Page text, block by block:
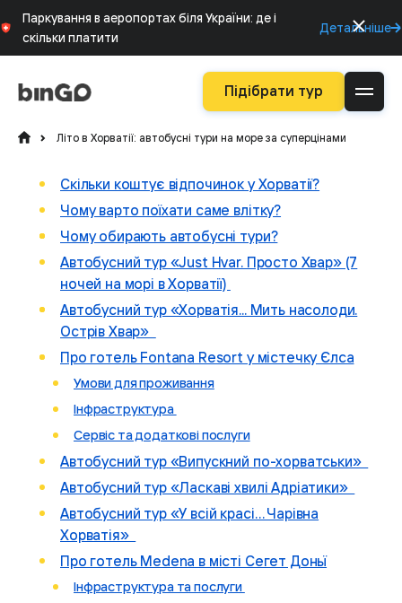
Паркування в аеропортах біля України: де і
скільки платити
Детальніше
Підібрати тур
Літо в Хорватії: автобусні тури на море за суперцінами
Скільки коштує відпочинок у Хорватії?
Чому варто поїхати саме влітку?
Чому обирають автобусні тури?
Автобусний тур «Just Hvar. Просто Хвар» (7
ночей на морі в Хорватії)
Автобусний тур «Хорватія... Мить насолоди.
Острів Хвар»
Про готель Fontana Resort у містечку Єлса
Умови для проживання
Інфраструктура
Сервіс та додаткові послуги
Автобусний тур «Випускний по-хорватськи»
Автобусний тур «Ласкаві хвилі Адріатики»
Автобусний тур «У всій красі… Чарівна
Хорватія»
Про готель Medena в місті Сегет Доньї
Інфраструктура та послуги